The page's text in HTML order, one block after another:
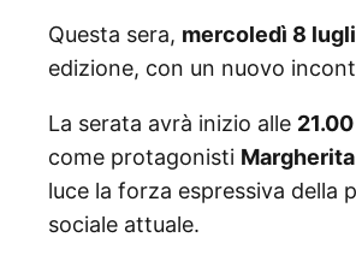
Questa sera, mercoledì 8
edizione, con un nuovo
La serata avrà inizio alle 21.00
come protagonisti
luce la forza espressiva della
sociale attuale.